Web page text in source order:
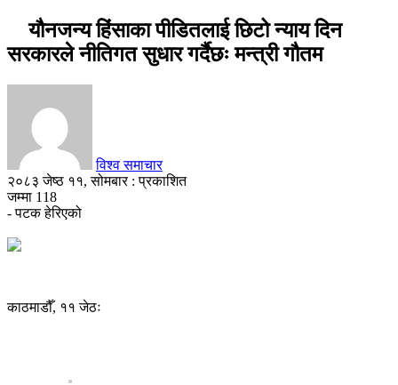
यौनजन्य हिंसाका पीडितलाई छिटो न्याय दिन
सरकारले नीतिगत सुधार गर्दैछः मन्त्री गौतम
विश्व समाचार
२०८३ जेष्ठ ११, सोमबार : प्रकाशित
जम्मा 118
- पटक हेरिएको
काठमाडौँ, ११ जेठः